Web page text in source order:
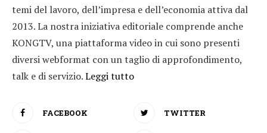
temi del lavoro, dell’impresa e dell’economia attiva dal
2013. La nostra iniziativa editoriale comprende anche
KONGTV, una piattaforma video in cui sono presenti
diversi webformat con un taglio di approfondimento,
talk e di servizio.Leggi tutto
FACEBOOK TWITTER